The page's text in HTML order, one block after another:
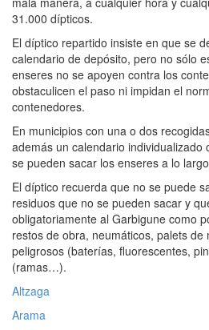
31.000 dípticos.
El díptico repartido insiste en que se
calendario de depósito, pero no sólo
enseres no se apoyen contra los
obstaculicen el paso ni impidan el
contenedores.
En municipios con una o dos
además un calendario individualizado
se pueden sacar los enseres a lo
El díptico recuerda que no se puede
residuos que no se pueden sacar y
obligatoriamente al Garbigune como
restos de obra, neumáticos, palets de
peligrosos (baterías, fluorescentes,
(ramas…).
Altzaga
Arama